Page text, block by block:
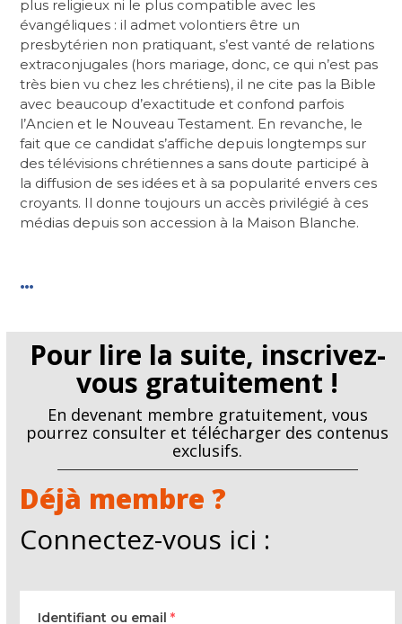
plus religieux ni le plus compatible avec les
évangéliques : il admet volontiers être un
presbytérien non pratiquant, s’est vanté de relations
extraconjugales (hors mariage, donc, ce qui n’est pas
très bien vu chez les chrétiens), il ne cite pas la Bible
avec beaucoup d’exactitude et confond parfois
l’Ancien et le Nouveau Testament. En revanche, le
fait que ce candidat s’affiche depuis longtemps sur
des télévisions chrétiennes a sans doute participé à
la diffusion de ses idées et à sa popularité envers ces
croyants. Il donne toujours un accès privilégié à ces
médias depuis son accession à la Maison Blanche.
…
Pour lire la suite, inscrivez-
vous gratuitement !
En devenant membre gratuitement, vous
pourrez consulter et télécharger des contenus
exclusifs.
Déjà membre ?
Connectez-vous ici :
Identifiant ou email*